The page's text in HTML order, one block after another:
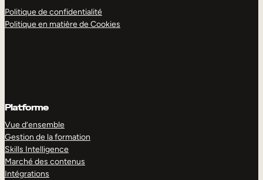
Politique de confidentialité
Politique en matière de Cookies
Platforme
Vue d’ensemble
Gestion de la formation
Skills Intelligence
Marché des contenus
Intégrations